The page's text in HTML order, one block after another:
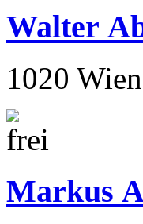
Walter
1020
Markus